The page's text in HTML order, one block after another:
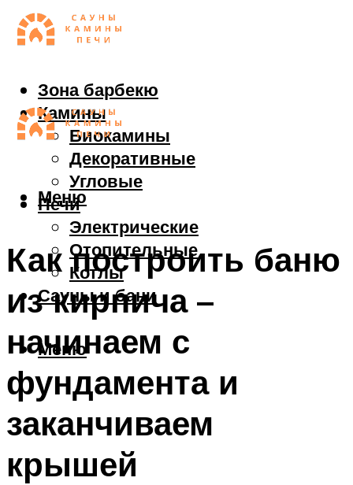
Зона барбекю
Камины
Биокамины
Декоративные
Угловые
Печи
Электрические
Отопительные
Котлы
Сауны и бани
Меню
Меню
Как построить баню
из кирпича –
начинаем с
фундамента и
заканчиваем
крышей